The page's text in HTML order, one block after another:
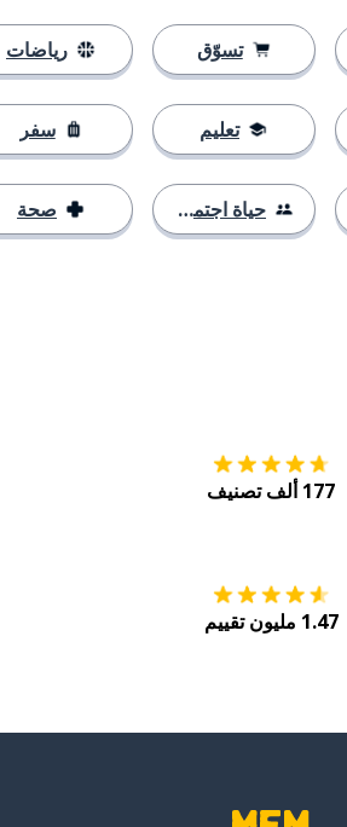
تسوّق
تعليم
حياة اجتماعية
رياضات
سفر
صحة
177 ألف تصنيف
1.47 مليون تقييم